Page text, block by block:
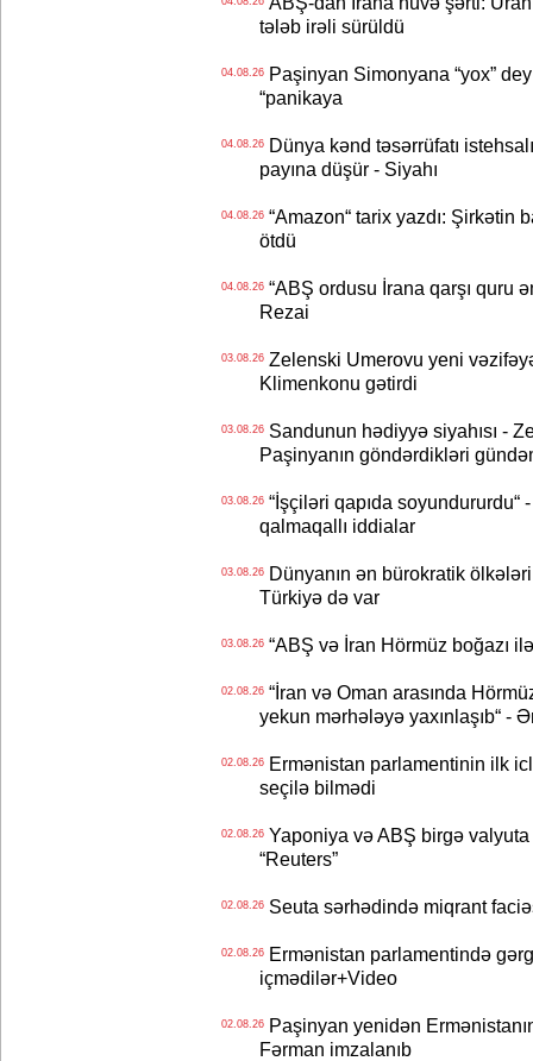
tələb irəli sürüldü
04.08.26Paşinyan Simonyana “yox”
“panikaya
04.08.26Dünya kənd təsərrüfatı
payına düşür - Siyahı
04.08.26“Amazon“ tarix yazdı: Şirkətin
ötdü
04.08.26“ABŞ ordusu İrana qarşı quru
Rezai
03.08.26Zelenski Umerovu yeni
Klimenkonu gətirdi
03.08.26Sandunun hədiyyə siyahısı -
Paşinyanın göndərdikləri
03.08.26“İşçiləri qapıda soyundururdu“
qalmaqallı iddialar
03.08.26Dünyanın ən bürokratik ölkələri
Türkiyə də var
03.08.26“ABŞ və İran Hörmüz boğazı ilə
02.08.26“İran və Oman arasında
yekun mərhələyə yaxınlaşıb“ -
02.08.26Ermənistan parlamentinin ilk
seçilə bilmədi
02.08.26Yaponiya və ABŞ birgə valyuta
“Reuters”
02.08.26Seuta sərhədində miqrant
02.08.26Ermənistan parlamentində
içmədilər+Video
02.08.26Paşinyan yenidən
Fərman imzalanıb